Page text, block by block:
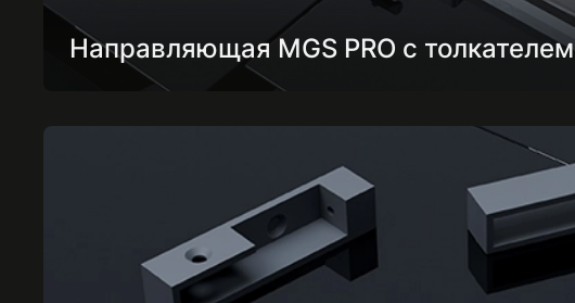
Направляющая MGS PRO с толкателем